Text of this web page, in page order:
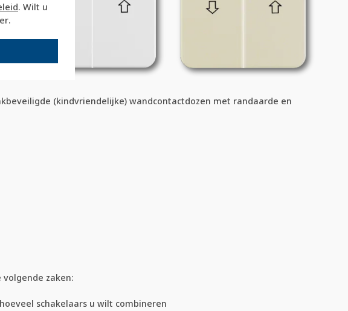
. Wilt u
.
(kindvriendelijke) wandcontactdozen met randaarde en
zaken:
schakelaars u wilt combineren